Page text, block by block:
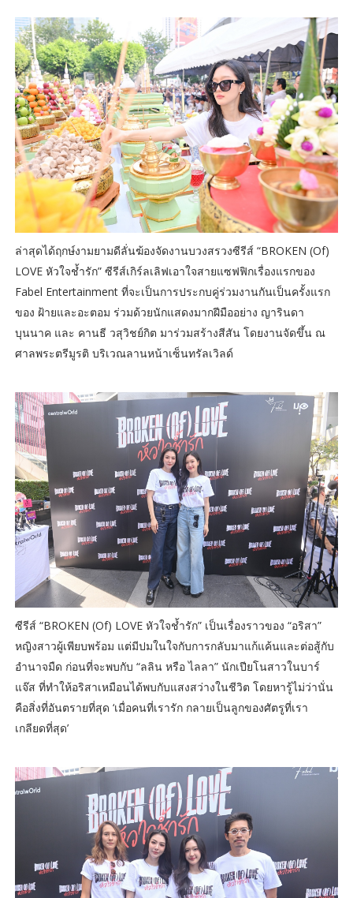
ล่าสุดได้ฤกษ์งามยามดีลั่นฆ้องจัดงานบวงสรวงซีรีส์ “BROKEN (Of)
LOVE หัวใจช้ำรัก” ซีรีส์เกิร์ลเลิฟเอาใจสายแซฟฟิกเรื่องแรกของ
Fabel Entertainment ที่จะเป็นการประกบคู่ร่วมงานกันเป็นครั้งแรก
ของ ฝ้ายและอะตอม ร่วมด้วยนักแสดงมากฝีมืออย่าง ญารินดา
บุนนาค และ คานธี วสุวิชย์กิต มาร่วมสร้างสีสัน โดยงานจัดขึ้น ณ
ศาลพระตรีมูรติ บริเวณลานหน้าเซ็นทรัลเวิลด์
ซีรีส์ “BROKEN (Of) LOVE หัวใจช้ำรัก” เป็นเรื่องราวของ “อริสา”
หญิงสาวผู้เพียบพร้อม แต่มีปมในใจกับการกลับมาแก้แค้นและต่อสู้กับ
อำนาจมืด ก่อนที่จะพบกับ “ลลิน หรือ ไลลา” นักเปียโนสาวในบาร์
แจ๊ส ที่ทำให้อริสาเหมือนได้พบกับแสงสว่างในชีวิต โดยหารู้ไม่ว่านั่น
คือสิ่งที่อันตรายที่สุด ‘เมื่อคนที่เรารัก กลายเป็นลูกของศัตรูที่เรา
เกลียดที่สุด’